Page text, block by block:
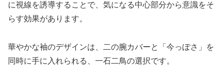
に視線を誘導することで、気になる中心部分から意識をそ
らす効果があります。
華やかな袖のデザインは、二の腕カバーと「今っぽさ」を
同時に手に入れられる、一石二鳥の選択です。